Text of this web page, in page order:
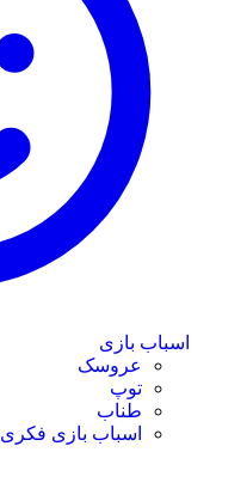
اسباب بازی
عروسک
توپ
طناب
اسباب بازی فکری